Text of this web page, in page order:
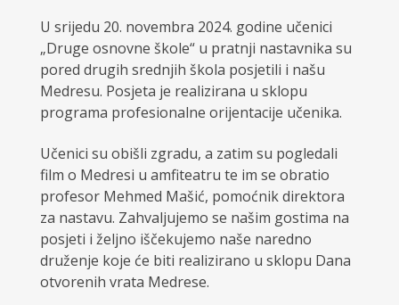
U srijedu 20. novembra 2024. godine učenici
„Druge osnovne škole“ u pratnji nastavnika su
pored drugih srednjih škola posjetili i našu
Medresu. Posjeta je realizirana u sklopu
programa profesionalne orijentacije učenika.
Učenici su obišli zgradu, a zatim su pogledali
film o Medresi u amfiteatru te im se obratio
profesor Mehmed Mašić, pomoćnik direktora
za nastavu. Zahvaljujemo se našim gostima na
posjeti i željno iščekujemo naše naredno
druženje koje će biti realizirano u sklopu Dana
otvorenih vrata Medrese.